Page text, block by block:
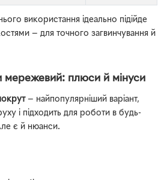
використання ідеально підійде
— для точного загвинчування й
мережевий: плюси й мінуси
— найпопулярніший варіант,
і підходить для роботи в будь-
є й нюанси.